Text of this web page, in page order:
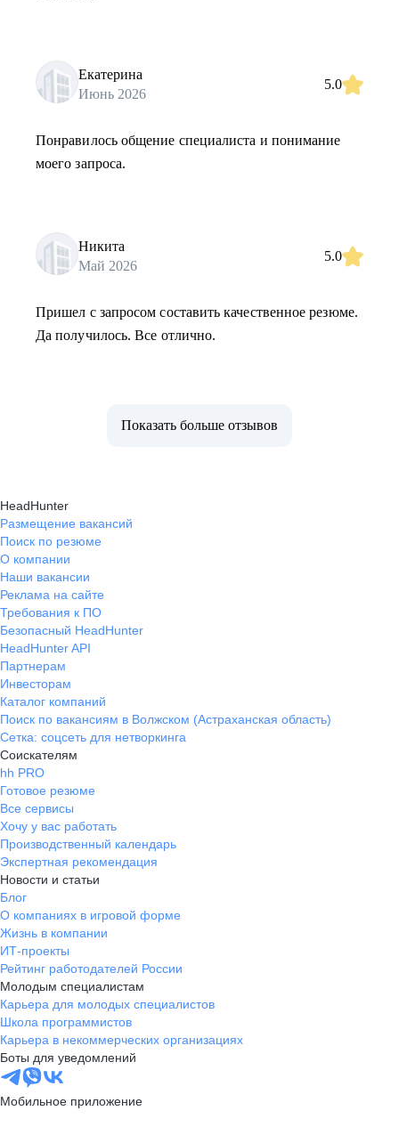
Екатерина
Июнь 2026
5.0
Понравилось общение специалиста и понимание
моего запроса.
Никита
Май 2026
5.0
Пришел с запросом составить качественное резюме.
Да получилось. Все отлично.
Показать больше отзывов
HeadHunter
Размещение вакансий
Поиск по резюме
О компании
Наши вакансии
Реклама на сайте
Требования к ПО
Безопасный HeadHunter
HeadHunter API
Партнерам
Инвесторам
Каталог компаний
Поиск по вакансиям в Волжском (Астраханская область)
Сетка: соцсеть для нетворкинга
Соискателям
hh PRO
Готовое резюме
Все сервисы
Хочу у вас работать
Производственный календарь
Экспертная рекомендация
Новости и статьи
Блог
О компаниях в игровой форме
Жизнь в компании
ИТ-проекты
Рейтинг работодателей России
Молодым специалистам
Карьера для молодых специалистов
Школа программистов
Карьера в некоммерческих организациях
Боты для уведомлений
Мобильное приложение